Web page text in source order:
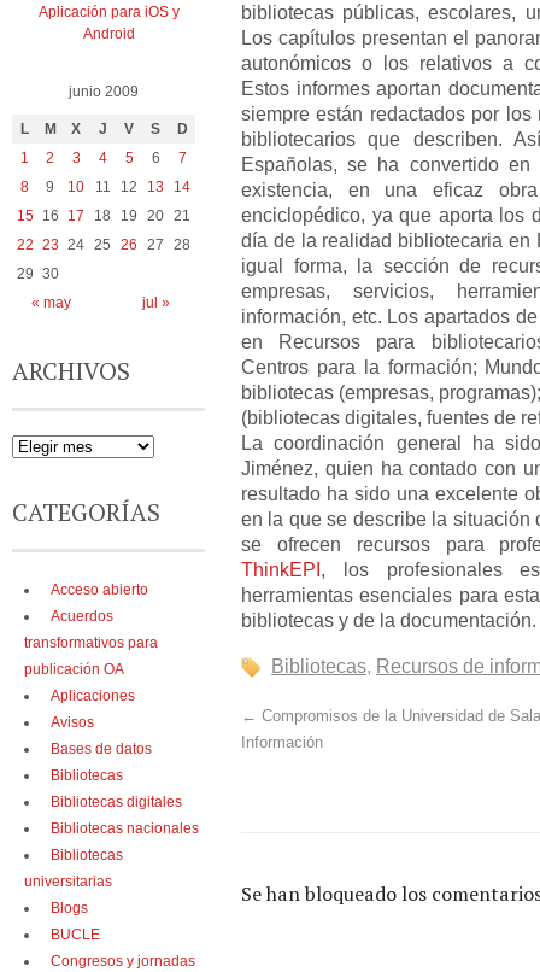
bibliotecas públicas, escolares,
Los capítulos presentan el
autonómicos o los relativos a
Estos informes aportan
siempre están redactados por
bibliotecarios que describen.
Españolas, se ha convertido
existencia, en una eficaz
enciclopédico, ya que aporta los
día de la realidad bibliotecaria en
igual forma, la sección de
empresas, servicios,
información, etc. Los apartados
en Recursos para
Centros para la formación;
bibliotecas (empresas,
(bibliotecas digitales, fuentes de
La coordinación general ha
Jiménez, quien ha contado con
resultado ha sido una excelente
en la que se describe la
se ofrecen recursos para
ThinkEPI, los profesionales
herramientas esenciales para
bibliotecas y de la documentación.
Bibliotecas, Recursos de
← Compromisos de la Universidad de
Información
Se han bloqueado los
Aplicación para iOS y
Android
junio 2009
L M X J V S D
« may jul »
1 2 3 4 5 6
7
8
9 10 11 12 13
14
15
16 17 18 19 20 21
22 23 24 25 26 27
28
29 30
ARCHIVOS
CATEGORÍAS
Acceso abierto
Acuerdos
transformativos para
publicación OA
Aplicaciones
Avisos
Bases de datos
Bibliotecas
Bibliotecas digitales
Bibliotecas nacionales
Bibliotecas
universitarias
Blogs
BUCLE
Congresos y jornadas